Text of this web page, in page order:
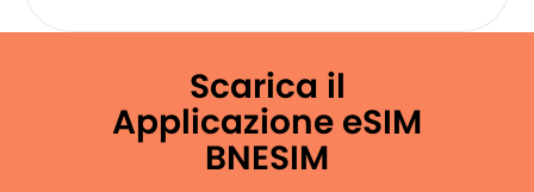
Scarica il
Applicazione eSIM
BNESIM